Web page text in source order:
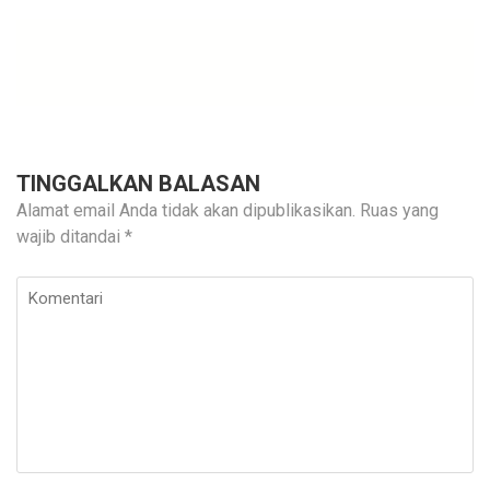
TINGGALKAN BALASAN
Alamat email Anda tidak akan dipublikasikan. Ruas yang
wajib ditandai *
Komentari